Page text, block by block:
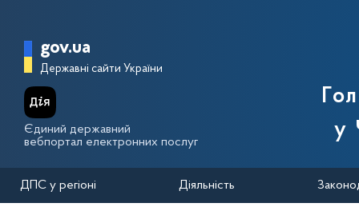
Головна сторінка Державної
gov.ua
Державні сайти України
Єдиний державний
вебпортал електронних послуг
у
ДПС у регіоні Діяльність